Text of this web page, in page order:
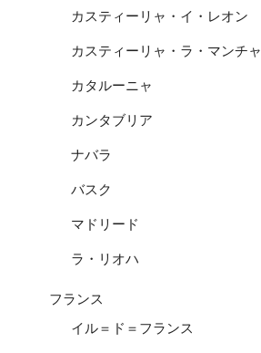
カスティーリャ・イ・レオン
カスティーリャ・ラ・マンチャ
カタルーニャ
カンタブリア
ナバラ
バスク
マドリード
ラ・リオハ
フランス
イル＝ド＝フランス